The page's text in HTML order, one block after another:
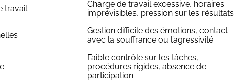
travail
Charge de travail excessive, horaires
imprévisibles, pression sur les résultats
Gestion difficile des émotions, contact
avec la souffrance ou l’agressivité
Faible contrôle sur les tâches,
procédures rigides, absence de
participation